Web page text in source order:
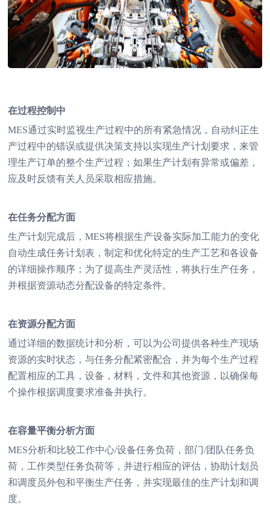
在过程控制中
MES通过实时监视生产过程中的所有紧急情况，自动纠正生
产过程中的错误或提供决策支持以实现生产计划要求，来管
理生产订单的整个生产过程；如果生产计划有异常或偏差，
应及时反馈有关人员采取相应措施。
在任务分配方面
生产计划完成后，MES将根据生产设备实际加工能力的变化
自动生成任务计划表，制定和优化特定的生产工艺和各设备
的详细操作顺序；为了提高生产灵活性，将执行生产任务，
并根据资源动态分配设备的特定条件。
在资源分配方面
通过详细的数据统计和分析，可以为公司提供各种生产现场
资源的实时状态，与任务分配紧密配合，并为每个生产过程
配置相应的工具，设备，材料，文件和其他资源，以确保每
个操作根据调度要求准备并执行。
在容量平衡分析方面
MES分析和比较工作中心/设备任务负荷，部门/团队任务负
荷，工作类型任务负荷等，并进行相应的评估，协助计划员
和调度员外包和平衡生产任务，并实现最佳的生产计划和调
度。